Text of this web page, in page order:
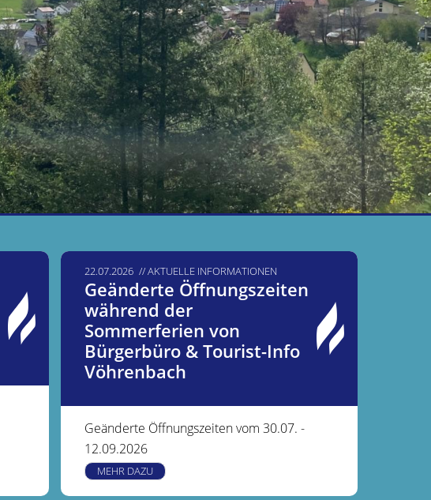
AKTUELLE INFORMATIONEN
22.07.2026
Geänderte Öffnungszeiten
während der
Sommerferien von
Bürgerbüro & Tourist-Info
Vöhrenbach
Geänderte Öffnungszeiten vom 30.07. -
12.09.2026
MEHR DAZU